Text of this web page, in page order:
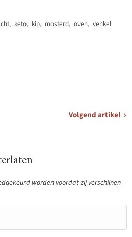
, keto, kip, mosterd, oven, venkel
Volgend artikel
worden voordat zij verschijnen